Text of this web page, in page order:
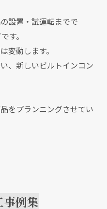
設置・試運転までで
す。
変動します。
、新しいビルトインコン
をプランニングさせてい
事例集